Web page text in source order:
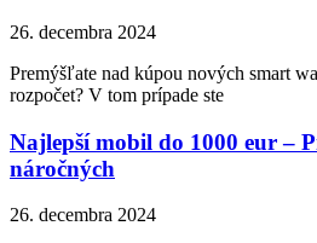
26. decembra 2024
Premýšľate nad kúpou nových smart
rozpočet? V tom prípade ste
Najlepší mobil do 1000 eur –
náročných
26. decembra 2024